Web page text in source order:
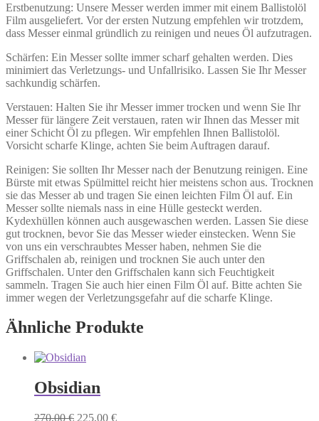
Erstbenutzung: Unsere Messer werden immer mit einem Ballistolöl
Film ausgeliefert. Vor der ersten Nutzung empfehlen wir trotzdem,
dass Messer einmal gründlich zu reinigen und neues Öl aufzutragen.
Schärfen: Ein Messer sollte immer scharf gehalten werden. Dies
minimiert das Verletzungs- und Unfallrisiko. Lassen Sie Ihr Messer
sachkundig schärfen.
Verstauen: Halten Sie ihr Messer immer trocken und wenn Sie Ihr
Messer für längere Zeit verstauen, raten wir Ihnen das Messer mit
einer Schicht Öl zu pflegen. Wir empfehlen Ihnen Ballistolöl.
Vorsicht scharfe Klinge, achten Sie beim Auftragen darauf.
Reinigen: Sie sollten Ihr Messer nach der Benutzung reinigen. Eine
Bürste mit etwas Spülmittel reicht hier meistens schon aus. Trocknen
sie das Messer ab und tragen Sie einen leichten Film Öl auf. Ein
Messer sollte niemals nass in eine Hülle gesteckt werden.
Kydexhüllen können auch ausgewaschen werden. Lassen Sie diese
gut trocknen, bevor Sie das Messer wieder einstecken. Wenn Sie
von uns ein verschraubtes Messer haben, nehmen Sie die
Griffschalen ab, reinigen und trocknen Sie auch unter den
Griffschalen. Unter den Griffschalen kann sich Feuchtigkeit
sammeln. Tragen Sie auch hier einen Film Öl auf. Bitte achten Sie
immer wegen der Verletzungsgefahr auf die scharfe Klinge.
Ähnliche Produkte
Obsidian
270,00€ Ursprünglicher
225,00 €Aktueller